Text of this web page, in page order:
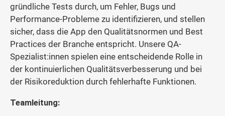
gründliche Tests durch, um Fehler, Bugs und
Performance-Probleme zu identifizieren, und stellen
sicher, dass die App den Qualitätsnormen und Best
Practices der Branche entspricht. Unsere QA-
Spezialist:innen spielen eine entscheidende Rolle in
der kontinuierlichen Qualitätsverbesserung und bei
der Risikoreduktion durch fehlerhafte Funktionen.
Teamleitung: